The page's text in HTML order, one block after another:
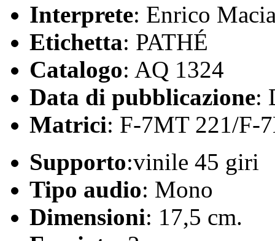
Interprete: Enrico
Etichetta: PATHÉ
Catalogo: AQ 1324
Data di pubblicazione:
Matrici: F-7MT 221/F-
Supporto:vinile 45 giri
Tipo audio: Mono
Dimensioni: 17,5 cm.